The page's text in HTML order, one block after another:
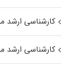
کارشناسی ارشد
کارشناسی